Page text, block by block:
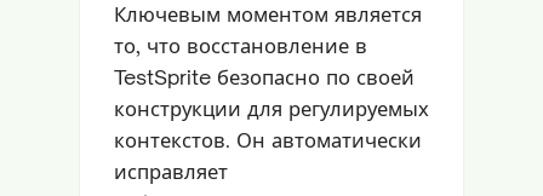
Ключевым моментом является
то, что восстановление в
TestSprite безопасно по своей
конструкции для регулируемых
контекстов. Он автоматически
исправляет